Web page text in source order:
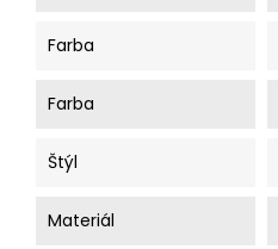
Farba
Farba
Štýl
Materiál